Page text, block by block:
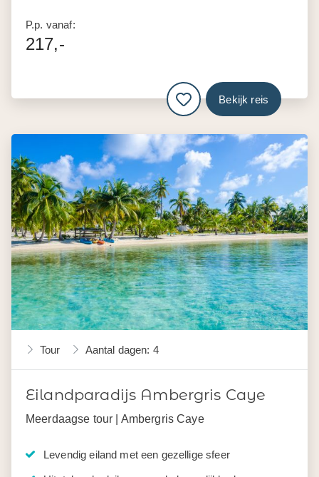
P.p. vanaf:
217,-
Bekijk reis
Tour Aantal dagen: 4
Eilandparadijs Ambergris Caye
Meerdaagse tour | Ambergris Caye
Levendig eiland met een gezellige sfeer